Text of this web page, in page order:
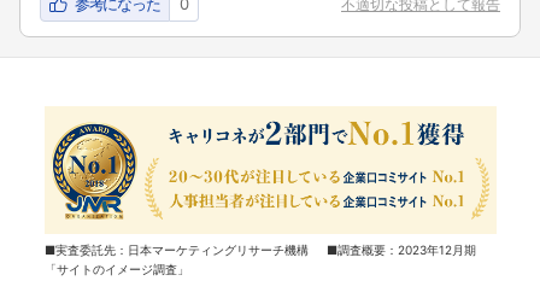
不適切な投稿として報告
■実査委託先：日本マーケティングリサーチ機構 ■調査概要：2023年12月期
「サイトのイメージ調査」